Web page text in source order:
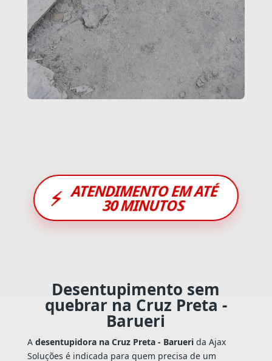
⚡ ATENDIMENTO EM ATÉ
30 MINUTOS
Desentupimento sem
quebrar na Cruz Preta -
Barueri
A desentupidora na Cruz Preta - Baruerida Ajax
Soluções é indicada para quem precisa de um